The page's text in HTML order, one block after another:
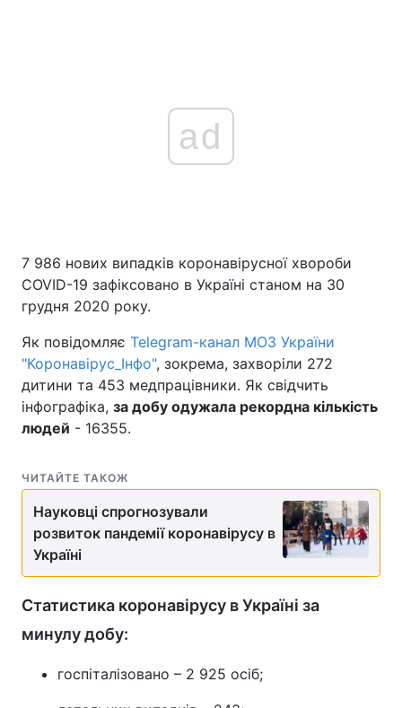
ad
7 986 нових випадків коронавірусної хвороби
COVID-19 зафіксовано в Україні станом на 30
грудня 2020 року.
Як повідомляє Telegram-канал МОЗ України
"Коронавірус_Інфо", зокрема, захворіли 272
дитини та 453 медпрацівники. Як свідчить
інфографіка, за добу одужала рекордна кількість
людей - 16355.
ЧИТАЙТЕ ТАКОЖ
Науковці спрогнозували
розвиток пандемії коронавірусу в
Україні
Статистика коронавірусу в Україні за
минулу добу:
госпіталізовано – 2 925 осіб;